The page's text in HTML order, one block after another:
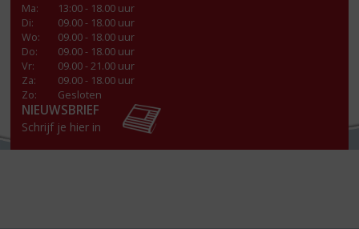
Ma:
13:00 - 18.00 uur
Di:
09.00 - 18.00 uur
Wo:
09.00 - 18.00 uur
Do:
09.00 - 18.00 uur
Vr:
09.00 - 21.00 uur
Za:
09.00 - 18.00 uur
Zo:
Gesloten
NIEUWSBRIEF
Schrijf je hier in